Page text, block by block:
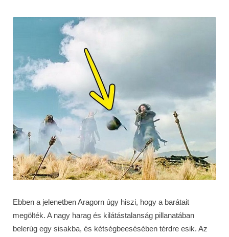
Ebben a jelenetben Aragorn úgy hiszi, hogy a barátait
megölték. A nagy harag és kilátástalanság pillanatában
belerúg egy sisakba, és kétségbeesésében térdre esik. Az